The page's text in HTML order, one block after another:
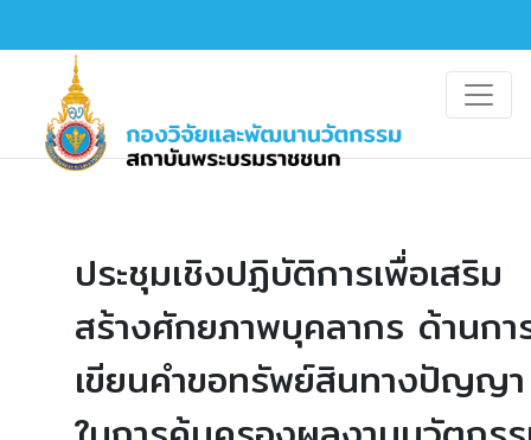
ประชุมเชิงปฏิบัติการเพื่อเสริม
สร้างศักยภาพบุคลากร ด้านกา
เขียนคำขอทรัพย์สินทางปัญญา